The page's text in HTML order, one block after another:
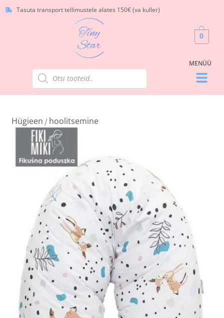
Tasuta transport tellimustele alates 150€ (va kuller)
0
Hügieen / hoolitsemine